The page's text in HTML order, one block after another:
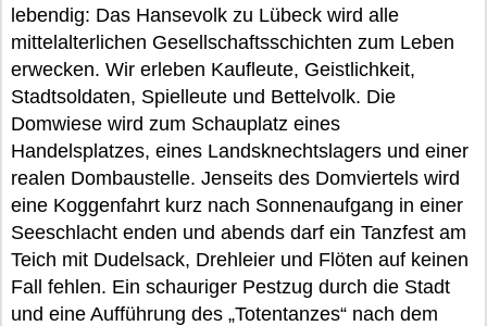
lebendig: Das Hansevolk zu Lübeck wird alle
mittelalterlichen Gesellschaftsschichten zum Leben
erwecken. Wir erleben Kaufleute, Geistlichkeit,
Stadtsoldaten, Spielleute und Bettelvolk. Die
Domwiese wird zum Schauplatz eines
Handelsplatzes, eines Landsknechtslagers und einer
realen Dombaustelle. Jenseits des Domviertels wird
eine Koggenfahrt kurz nach Sonnenaufgang in einer
Seeschlacht enden und abends darf ein Tanzfest am
Teich mit Dudelsack, Drehleier und Flöten auf keinen
Fall fehlen. Ein schauriger Pestzug durch die Stadt
und eine Aufführung des „Totentanzes“ nach dem